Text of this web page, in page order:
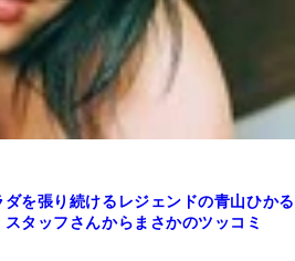
を張り続けるレジェンドの青山ひかる
スタッフさんからまさかのツッコミ